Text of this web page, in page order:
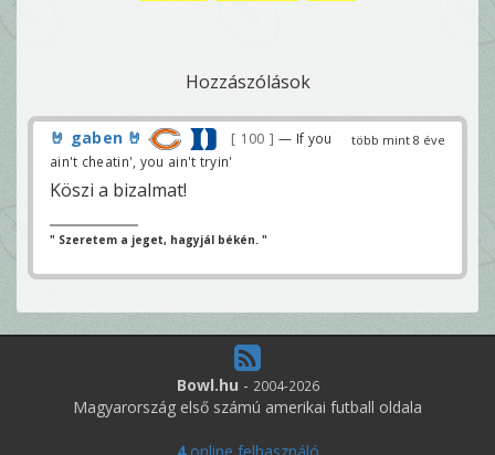
Hozzászólások
több mint 8 éve
🤘 gaben 🤘 100
— If you
ain't cheatin', you ain't tryin'
Köszi a bizalmat!
" Szeretem a jeget, hagyjál békén. "
Bowl.hu - 2004-2026
Magyarország első számú amerikai futball oldala